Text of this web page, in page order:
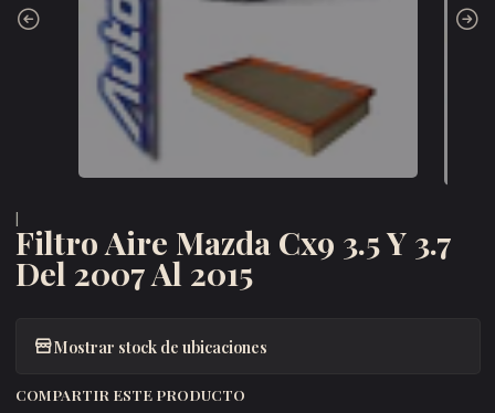
Filtro Aire Mazda Cx9 3.5 Y 3.7
Del 2007 Al 2015
Mostrar stock de ubicaciones
COMPARTIR ESTE PRODUCTO